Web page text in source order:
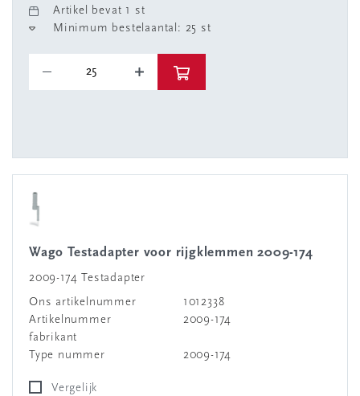
Artikel bevat 1 st
Minimum bestelaantal: 25 st
Wago Testadapter voor rijgklemmen 2009-174
2009-174 Testadapter
Ons artikelnummer
1012338
Artikelnummer
fabrikant
2009-174
Type nummer 2009-174
Vergelijk